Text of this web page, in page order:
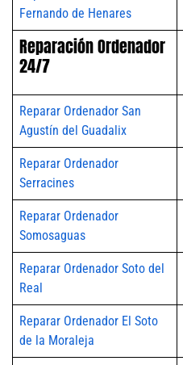
Fernando de Henares
Reparación Ordenador
24/7
Reparar Ordenador San
Agustín del Guadalix
Reparar Ordenador
Serracines
Reparar Ordenador
Somosaguas
Reparar Ordenador Soto del
Real
Reparar Ordenador El Soto
de la Moraleja